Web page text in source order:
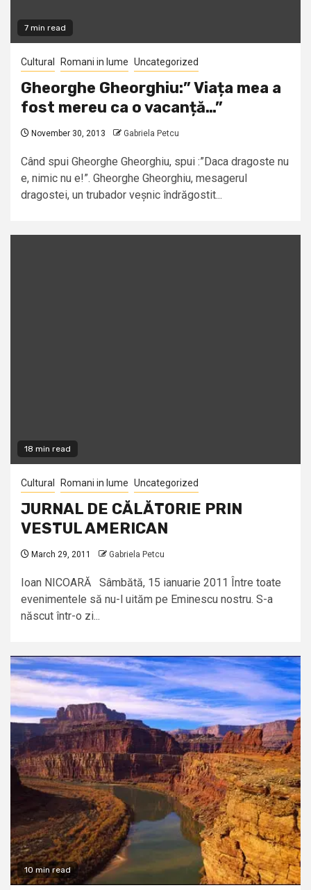
7 min read
Cultural Romani in lume Uncategorized
Gheorghe Gheorghiu:” Viața mea a
fost mereu ca o vacanță…”
November 30, 2013 Gabriela Petcu
Când spui Gheorghe Gheorghiu, spui :”Daca dragoste nu
e, nimic nu e!”. Gheorghe Gheorghiu, mesagerul
dragostei, un trubador veșnic îndrăgostit...
18 min read
Cultural Romani in lume Uncategorized
JURNAL DE CĂLĂTORIE PRIN
VESTUL AMERICAN
March 29, 2011 Gabriela Petcu
Ioan NICOARĂ Sâmbătă, 15 ianuarie 2011 Între toate
evenimentele să nu-l uităm pe Eminescu nostru. S-a
născut într-o zi...
10 min read